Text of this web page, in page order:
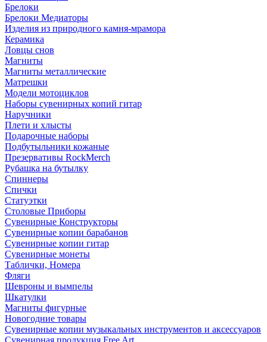
Брелоки
Брелоки Медиаторы
Изделия из природного камня-мрамора
Керамика
Ловцы снов
Магниты
Магниты металлические
Матрешки
Модели мотоциклов
Наборы сувенирных копий гитар
Наручники
Плети и хлысты
Подарочные наборы
Подбутыльники кожаные
Презервативы RockMerch
Рубашка на бутылку
Спиннеры
Спички
Статуэтки
Столовые Приборы
Сувенирные Конструкторы
Сувенирные копии барабанов
Сувенирные копии гитар
Сувенирные монеты
Таблички, Номера
Фляги
Шевроны и вымпелы
Шкатулки
Магниты фигурные
Новогодние товары
Сувенирные копии музыкальных инструментов и аксессуаров
Сувенирная продукция Free Art